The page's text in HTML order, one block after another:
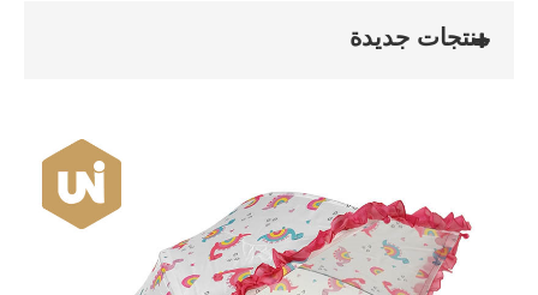
منتجات جديدة